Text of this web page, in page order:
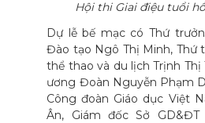
Hội thi Giai điệu tuổi
Dự lễ bế mạc có Thứ
Đào tạo Ngô Thị Minh, Thứ
thể thao và du lịch Trịnh Thị
ương Đoàn Nguyễn Phạm
Công đoàn Giáo dục Việt
Ân, Giám đốc Sở